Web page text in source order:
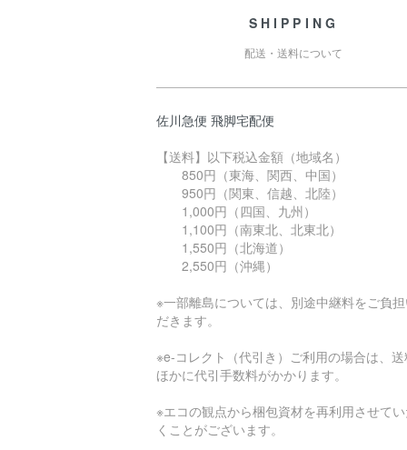
SHIPPING
配送・送料について
佐川急便 飛脚宅配便
【送料】以下税込金額（地域名）
850円（東海、関西、中国）
950円（関東、信越、北陸）
1,000円（四国、九州）
1,100円（南東北、北東北）
1,550円（北海道）
2,550円（沖縄）
※一部離島については、別途中継料をご負担
だきます。
※e-コレクト（代引き）ご利用の場合は、
ほかに代引手数料がかかります。
※エコの観点から梱包資材を再利用させて
くことがございます。